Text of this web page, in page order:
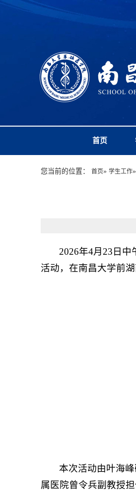
首页
您当前的位置： 首页» 学生工作
2026年4月23日
活动，在南昌大学前
本次活动由叶海
属医院曾令兵副教授